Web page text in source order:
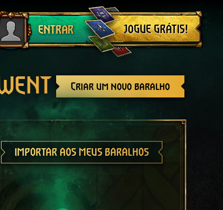
ENTRAR
Sair
JOGUE GRÁTIS!
Criar um novo baralho
IMPORTAR AOS MEUS BARALHOS